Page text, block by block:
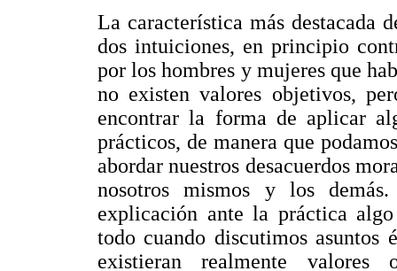
La característica más destacada
dos intuiciones, en principio
por los hombres y mujeres que
no existen valores objetivos,
encontrar la forma de aplicar
prácticos, de manera que
abordar nuestros desacuerdos
nosotros mismos y los
explicación ante la práctica
todo cuando discutimos asuntos
existieran realmente valores